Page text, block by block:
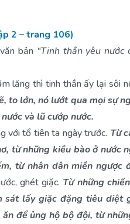
2 – trang 106)
bản “Tinh thần yêu nước
lăng thì tinh thần ấy lại sôi
to lớn, nó lướt qua mọi sự
và lũ cướp nước.
với tổ tiên ta ngày trước. Từ
từ những kiều bào ở nước
từ nhân dân miền ngược
ghét giặc. Từ những
sát lấy giặc đặng tiêu diệt
để ủng hộ bộ đội, từ